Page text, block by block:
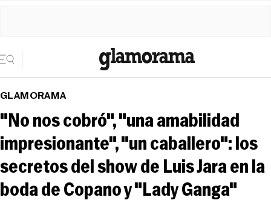
GLAMORAMA
"No nos cobró", "una amabilidad
impresionante", "un caballero": los
secretos del show de Luis Jara en la
boda de Copano y "Lady Ganga"